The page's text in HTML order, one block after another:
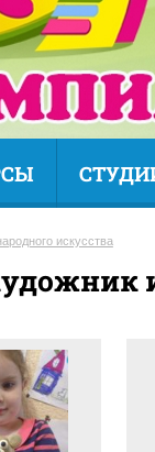
искусства